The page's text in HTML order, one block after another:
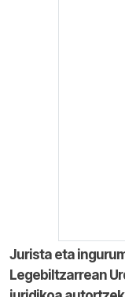
Jurista eta
Legebiltzarrean